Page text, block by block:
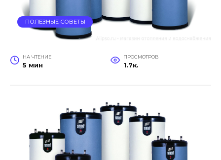
ПОЛЕЗНЫЕ СОВЕТЫ
НА ЧТЕНИЕ
5 мин
ПРОСМОТРОВ
1.7к.